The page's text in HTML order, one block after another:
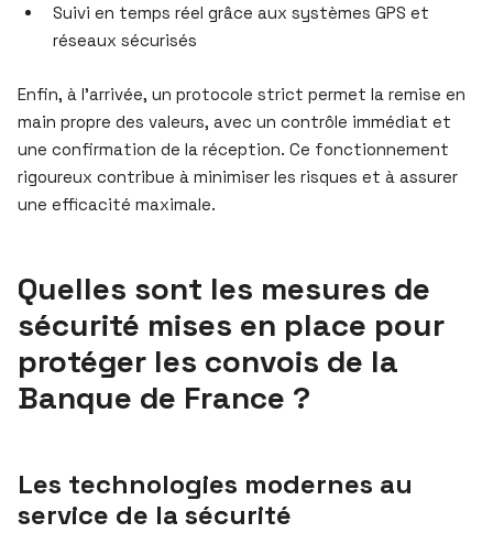
Suivi en temps réel grâce aux systèmes GPS et
réseaux sécurisés
Enfin, à l’arrivée, un protocole strict permet la remise en
main propre des valeurs, avec un contrôle immédiat et
une confirmation de la réception. Ce fonctionnement
rigoureux contribue à minimiser les risques et à assurer
une efficacité maximale.
Quelles sont les mesures de
sécurité mises en place pour
protéger les convois de la
Banque de France ?
Les technologies modernes au
service de la sécurité